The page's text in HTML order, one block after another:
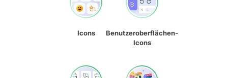
Icons
Benutzeroberflächen-
Icons